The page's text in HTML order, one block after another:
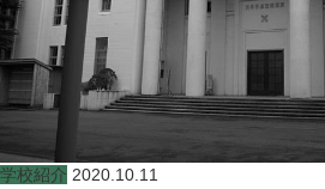
学校紹介 2020.10.11